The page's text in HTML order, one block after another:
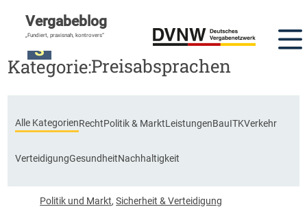
Vergabeblog
„Fundiert, praxisnah, kontrovers“
Kategorie:Preisabsprachen
Alle KategorienRechtPolitik & MarktLeistungenBauITKVerkehr
VerteidigungGesundheitNachhaltigkeit
Politik und Markt,Sicherheit & Verteidigung